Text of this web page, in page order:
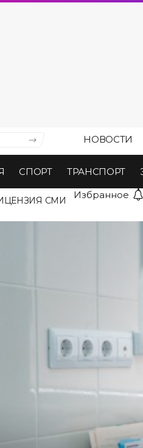
НОВОСТИ
СПОРТ ТРАНСПОРТ
СМИ Избранное